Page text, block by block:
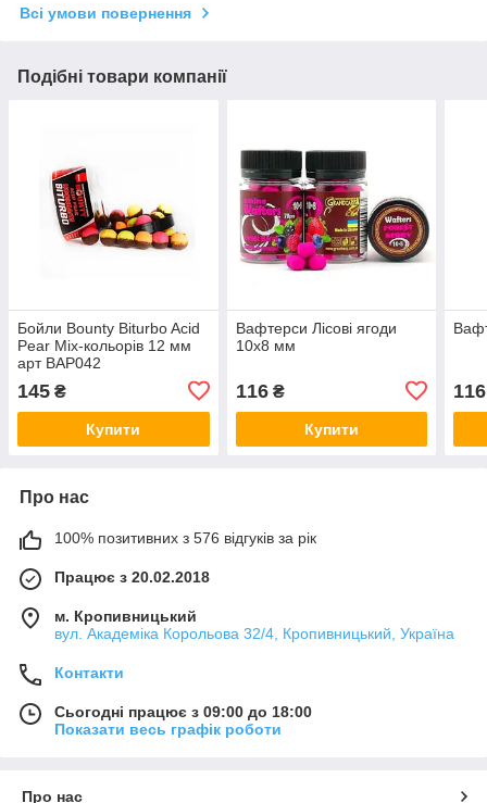
Всі умови повернення
Подібні товари компанії
Бойли Bounty Biturbo Acid
Pear Mix-кольорів 12 мм
арт BAP042
145 ₴
Купити
Вафтерси Лісові ягоди
10х8 мм
116₴
Купити
116
Про нас
100% позитивних з 576 відгуків за рік
Працює з 20.02.2018
м. Кропивницький
вул. Академіка Корольова 32/4, Кропивницький, Україна
Контакти
Сьогодні працює з 09:00 до 18:00
Показати весь графік роботи
Про нас